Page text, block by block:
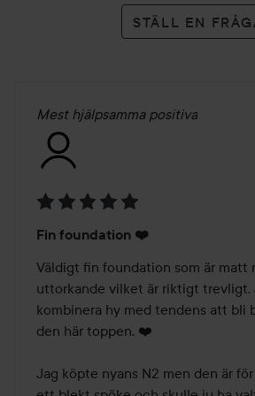
6N Solbrun hudton med neutral
6W Solbrun hudton med varm
DEEP
7N Djup hud med neutrala
7.5N Djup hud med neutrala röda
9N Mycket djup hudton med neutral
10N Mycket djup hudton med neutral
11N Ultra djup hudton med neutral
C = Kall
W = Varm
CR = Kall Rosa
WO = Varm Oliv
STÄLL EN
Mest hjälpsamma positiva
5
av
5
Fin foundation ❤️
Väldigt fin foundation som är matt
uttorkande vilket är riktigt trevligt.
kombinera hy med tendens att bli
den här toppen. ❤️
Jag köpte nyans N2 men den är